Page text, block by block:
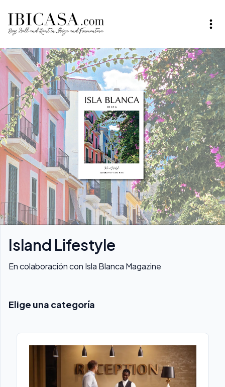
Island Lifestyle
En colaboración con Isla Blanca Magazine
Elige una categoría